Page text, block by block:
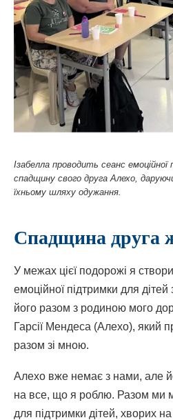
Ізабелла проводить сеанс
спадщину свого друга Алехо,
їхньому шляху одужання.
Спадщина друга
У межах цієї подорожі я
емоційної підтримки для
його разом з родиною мого
Гарсії Мендеса (Алехо), який
разом зі мною.
Алехо вже немає з нами, але
на все, що я роблю. Разом ми
для підтримки дітей, хворих